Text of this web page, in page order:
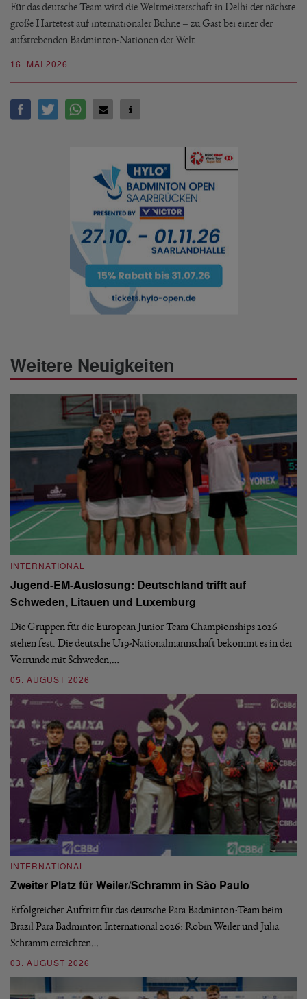
16. MAI 2026
Für das deutsche Team wird die Weltmeisterschaft in Delhi der nächste
große Härtetest auf internationaler Bühne – zu Gast bei einer der
aufstrebenden Badminton-Nationen der Welt.
Weitere Neuigkeiten
INTERNATIONAL
Jugend-EM-Auslosung: Deutschland trifft auf
Schweden, Litauen und Luxemburg
Die Gruppen für die European Junior Team Championships 2026
stehen fest. Die deutsche U19-Nationalmannschaft bekommt es in der
Vorrunde mit Schweden,…
05. AUGUST 2026
INTERNATIONAL
Zweiter Platz für Weiler/Schramm in São Paulo
Erfolgreicher Auftritt für das deutsche Para Badminton-Team beim
Brazil Para Badminton International 2026: Robin Weiler und Julia
Schramm erreichten…
03. AUGUST 2026